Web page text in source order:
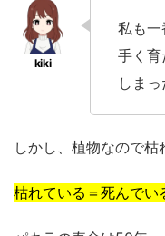
私も一
手く育
しまっ
しかし、植物なので枯
枯れている＝死んでい